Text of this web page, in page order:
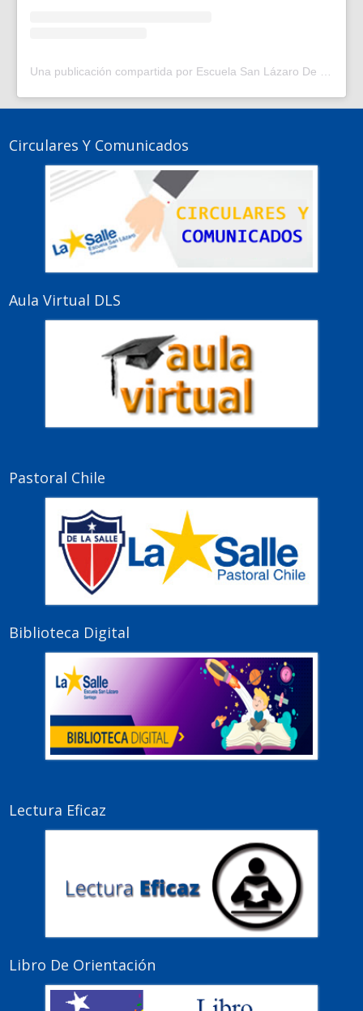
Una publicación compartida por Escuela San Lázaro De La Salle | Escuela en Santiago Centro | (@escuelasanlazaro)
Circulares Y Comunicados
Aula Virtual DLS
Pastoral Chile
Biblioteca Digital
Lectura Eficaz
Libro De Orientación